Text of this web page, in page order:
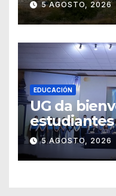
5 AGOSTO, 2026
EDUCACIÓN
UG da
través de
equidad
5 AGOSTO, 2026